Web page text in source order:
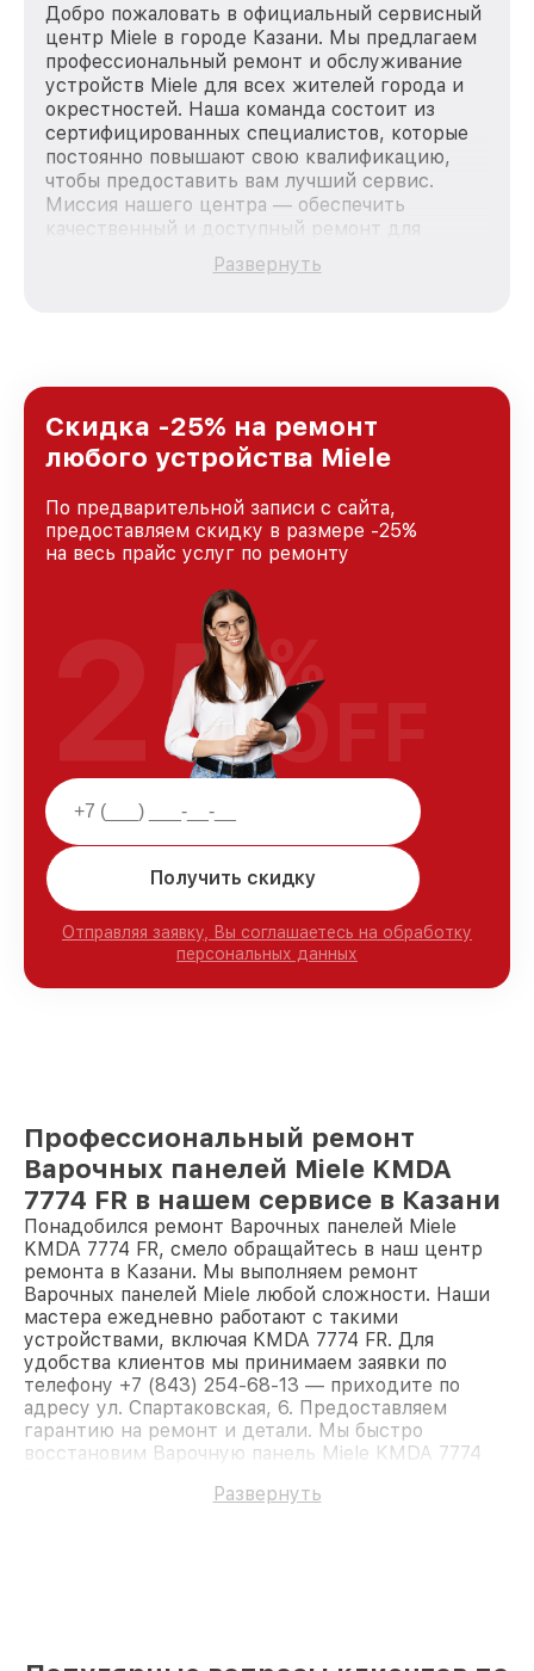
Добро пожаловать в официальный сервисный
центр Miele в городе Казани. Мы предлагаем
профессиональный ремонт и обслуживание
устройств Miele для всех жителей города и
окрестностей. Наша команда состоит из
сертифицированных специалистов, которые
постоянно повышают свою квалификацию,
чтобы предоставить вам лучший сервис.
Миссия нашего центра — обеспечить
качественный и доступный ремонт для
каждого пользователя продукции Miele, вне
зависимости от сложности поломки. Мы
и лояльности наших клиентов.
Развернуть
Скидка -25% на ремонт
любого устройства Miele
По предварительной записи с сайта,
предоставляем скидку в размере -25%
на весь прайс услуг по ремонту
Получить скидку
Отправляя заявку, Вы соглашаетесь на обработку
персональных данных
25%
OFF
Профессиональный ремонт
Варочных панелей Miele KMDA
7774 FR в нашем сервисе в Казани
Понадобился ремонт Варочных панелей Miele
KMDA 7774 FR, смело обращайтесь в наш центр
ремонта в Казани. Мы выполняем ремонт
Варочных панелей Miele любой сложности. Наши
мастера ежедневно работают с такими
устройствами, включая KMDA 7774 FR. Для
удобства клиентов мы принимаем заявки по
телефону +7 (843) 254-68-13 — приходите по
адресу ул. Спартаковская, 6. Предоставляем
гарантию на ремонт и детали. Мы быстро
восстановим Варочную панель Miele KMDA 7774
Развернуть